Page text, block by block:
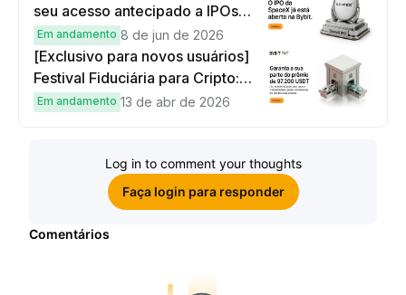
seu acesso antecipado a IPOs
globais
Em andamento 8 de jun de 2026
[Exclusivo para novos usuários]
Festival Fiduciária para Cripto:
complete tarefas simples e
Em andamento 13 de abr de 2026
Log in to comment your thoughts
Faça login para responder
Comentários